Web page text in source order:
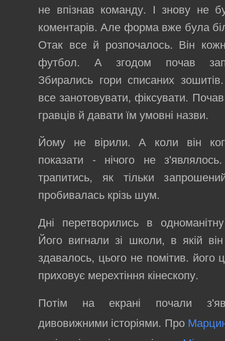
не впізнав команду. І знову не
коментарів. Але форма вже була
Отак все й розпочалось. Він
футбол. А згодом почав
Збирались гори списаних
все занотовувати, фіксувати.
гравців й давати їм умовні назви.
Йому не вірили. А коли він
показати - нічого не
трапитись, як тільки
пробивалась крізь шум.
Дні перетворились в одноманітнy
Його вигнали зі школи, в якій
здавалось, цього не помітив.
приховує мерехтіння кінескопу.
Потім на екрані почали
дивовижними історіями. Про